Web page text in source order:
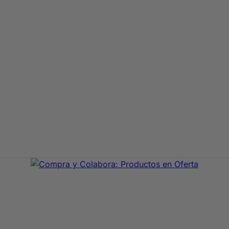
de primeras marcas. En Compra y Colabora